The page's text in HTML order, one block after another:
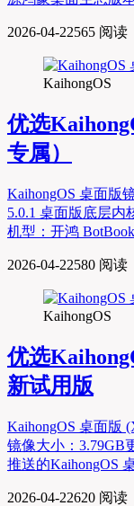
2026-04-22565 阅读
KaihongOS
优选
专属）
KaihongOS 桌面版
5.0.1 桌面版底层内
机型：开鸿
2026-04-22580 阅读
KaihongOS
优选
新试用版
KaihongOS 桌面版
镜像大小：3.79GB
推送的KaihongOS
2026-04-22620 阅读